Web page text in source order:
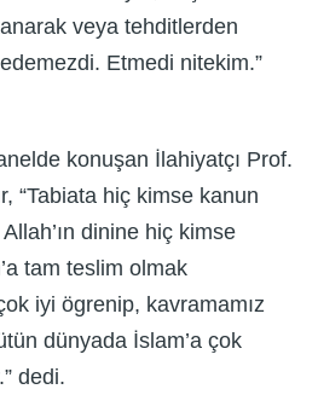
veya tehditlerden
Etmedi nitekim.”
konuşan İlahiyatçı Prof.
“Tabiata hiç kimse kanun
dinine hiç kimse
tam teslim olmak
iyi ögrenip, kavramamız
dünyada İslam’a çok
dedi.